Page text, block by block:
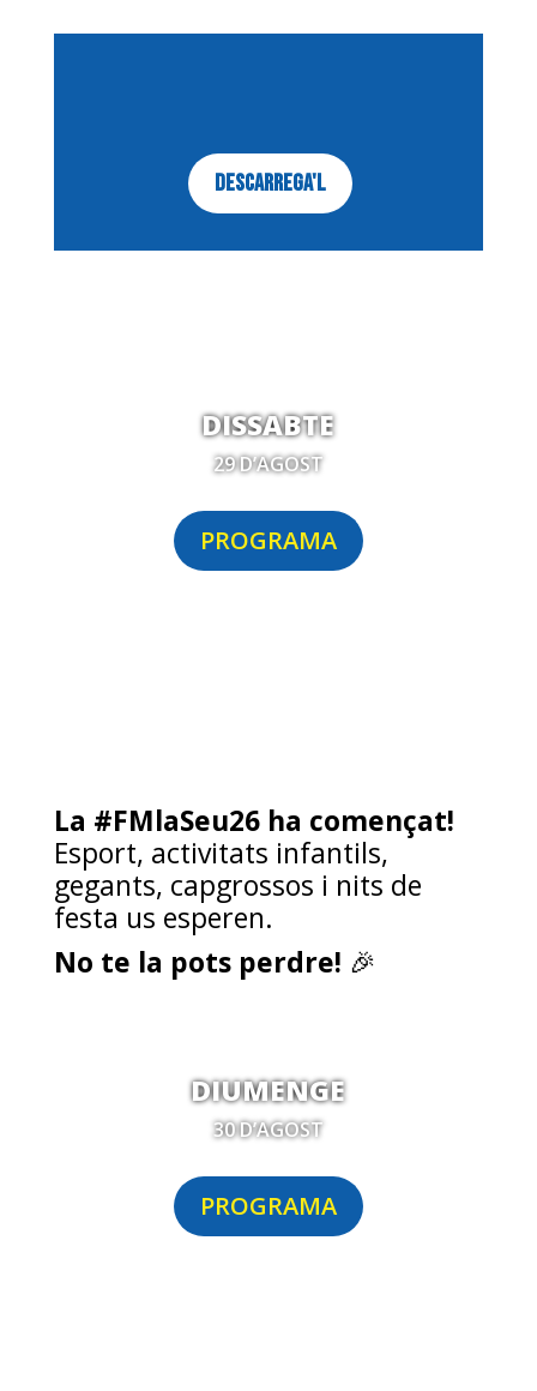
DESCARREGA'L
DISSABTE
29 D’AGOST
PROGRAMA
La #FMlaSeu26 ha començat!
Esport, activitats infantils,
gegants, capgrossos i nits de
festa us esperen.
No te la pots perdre! 🎉
DIUMENGE
30 D’AGOST
PROGRAMA